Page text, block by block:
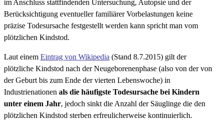
im Anschluss stattfindenden Untersuchung, Autopsie und der
Berücksichtigung eventueller familiärer Vorbelastungen keine
präzise Todesursache festgestellt werden kann spricht man vom
plötzlichen Kindstod.
Laut einem Eintrag von Wikipedia (Stand 8.7.2015) gilt der
plötzliche Kindstod nach der Neugeborenenphase (also von der von
der Geburt bis zum Ende der vierten Lebenswoche) in
Industrienationen als die häufigste Todesursache bei Kindern
unter einem Jahr, jedoch sinkt die Anzahl der Säuglinge die den
plötzlichen Kindstod sterben erfreulicherweise kontinuierlich.